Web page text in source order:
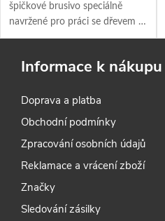
špičkové brusivo speciálně
navržené pro práci se dřevem a
dřevěnými materiály. Cena za 1
Informace k nákupu
Doprava a platba
Obchodní podmínky
Zpracování osobních údajů
Reklamace a vrácení zboží
Značky
Sledování zásilky